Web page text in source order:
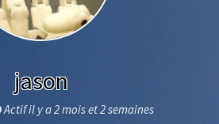
jason
Actif il y a 2 mois et 2 semaines